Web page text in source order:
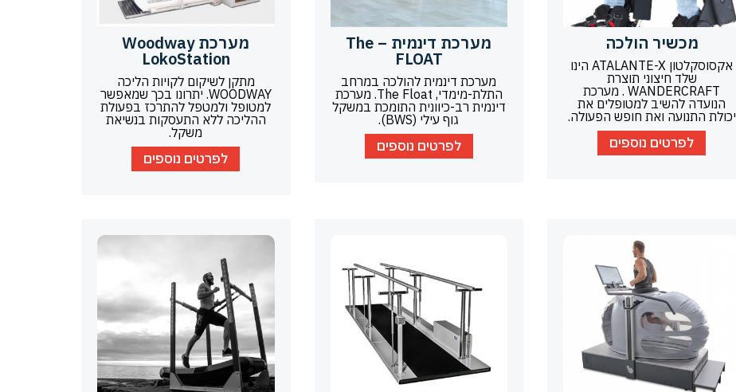
מכשיר הולכה
אקסוסקלטון ATALANTE-X הינו
שלד חיצוני תוצרת
WANDERCRAFT . מערכת
הנועדה להשיב למטופלים את
יכולת התנועה ואת חופש הפעולה.
לפרטים נוספים
מערכת דינמית – The
FLOAT
מערכת דינמית להולכה במרחב
התלת-מימדי, The Float. מערכת
דינמית רב-כיוונית התומכת במשקל
גוף עילי (BWS).
לפרטים נוספים
מערכת Woodway
LokoStation
מתקן לשיקום לקויות הליכה
WOODWAY. יתרונו בכך שמאפשר
למטופל ולמטפל להתרכז בפעולת
ההליכה ללא התעסקות בנשיאת
משקל.
לפרטים נוספים